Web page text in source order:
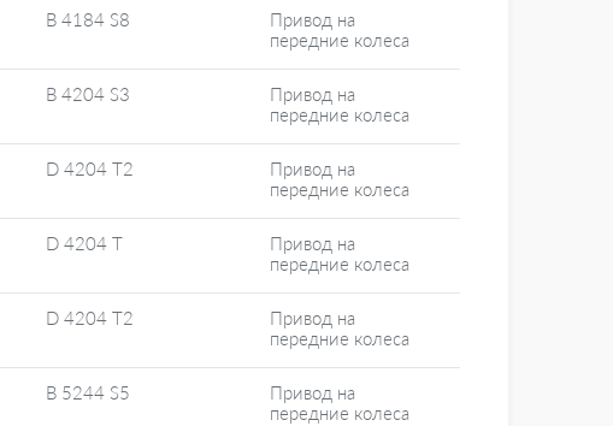
B 4184 S8
Привод на
передние колеса
B 4204 S3
Привод на
передние колеса
D 4204 T2
Привод на
передние колеса
D 4204 T
Привод на
передние колеса
D 4204 T2
Привод на
передние колеса
B 5244 S5
Привод на
передние колеса